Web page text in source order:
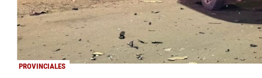
PROVINCIALES